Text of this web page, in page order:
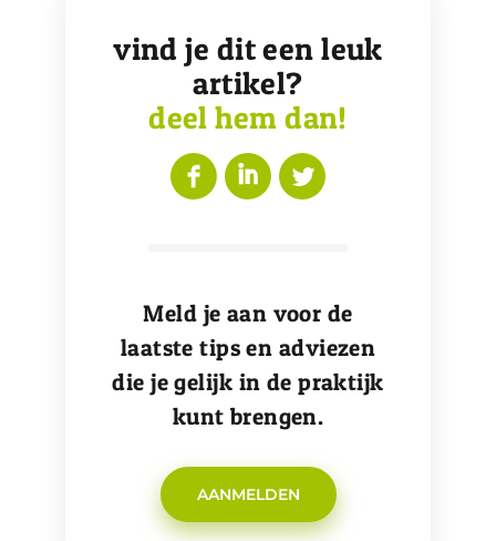
vind je dit een leuk
artikel?
deel hem dan!
Meld je aan voor de
laatste tips en adviezen
die je gelijk in de praktijk
kunt brengen.
AANMELDEN